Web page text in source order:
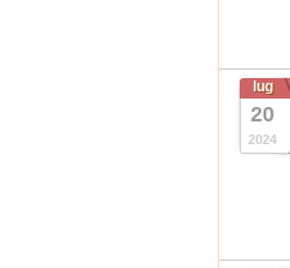
lug
20
2024